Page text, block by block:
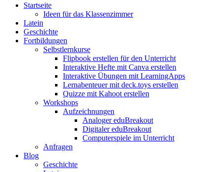
Startseite
Ideen für das Klassenzimmer
Latein
Geschichte
Fortbildungen
Selbstlernkurse
Flipbook erstellen für den Unterricht
Interaktive Hefte mit Canva erstellen
Interaktive Übungen mit LearningApps
Lernabenteuer mit deck.toys erstellen
Quizze mit Kahoot erstellen
Workshops
Aufzeichnungen
Analoger eduBreakout
Digitaler eduBreakout
Computerspiele im Unterricht
Anfragen
Blog
Geschichte